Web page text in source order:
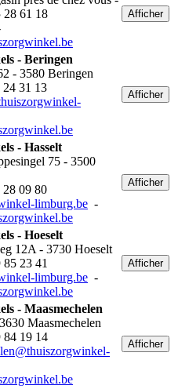
28 61 18
Afficher
- Beringen
- 3580 Beringen
24 31 13
Afficher
- Hasselt
75 - 3500
28 09 80
limburg.be -
Afficher
- Hoeselt
12A - 3730 Hoeselt
85 23 41
limburg.be -
Afficher
- Maasmechelen
Maasmechelen
84 19 14
Afficher